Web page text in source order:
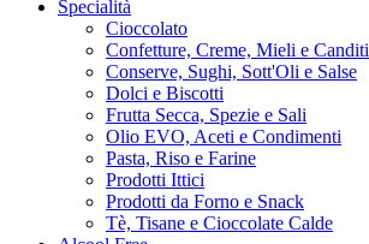
Specialità
Cioccolato
Confetture, Creme, Mieli e Canditi
Conserve, Sughi, Sott'Oli e Salse
Dolci e Biscotti
Frutta Secca, Spezie e Sali
Olio EVO, Aceti e Condimenti
Pasta, Riso e Farine
Prodotti Ittici
Prodotti da Forno e Snack
Tè, Tisane e Cioccolate Calde